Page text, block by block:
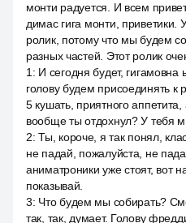
монти радуется. И всем
димас гига монти, приветики.
ролик, потому что мы будем
разных частей. Этот ролик
1 : И сегодня будет, гигамовна
голову будем присоединять
5 кушать, приятного
вообще ты отдохнул? У тебя
2:Ты, короче, я так понял,
не падай, пожалуйста, не
аниматроники уже стоят, вот
показывай.
3: Что будем мы собирать?
так, так, думает. Голову